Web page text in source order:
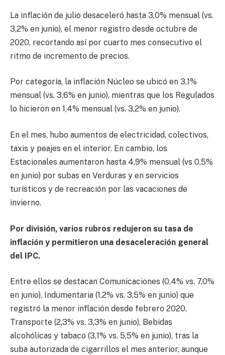
La inflación de julio desaceleró hasta 3,0% mensual (vs.
3,2% en junio), el menor registro desde octubre de
2020, recortando así por cuarto mes consecutivo el
ritmo de incremento de precios.
Por categoría, la inflación Núcleo se ubicó en 3,1%
mensual (vs. 3,6% en junio), mientras que los Regulados
lo hicieron en 1,4% mensual (vs. 3,2% en junio).
En el mes, hubo aumentos de electricidad, colectivos,
taxis y peajes en el interior. En cambio, los
Estacionales aumentaron hasta 4,9% mensual (vs 0,5%
en junio) por subas en Verduras y en servicios
turísticos y de recreación por las vacaciones de
invierno.
Por división, varios rubros redujeron su tasa de
inflación y permitieron una desaceleración general
del IPC.
Entre ellos se destacan Comunicaciones (0,4% vs. 7,0%
en junio), Indumentaria (1,2% vs. 3,5% en junio) que
registró la menor inflación desde febrero 2020,
Transporte (2,3% vs. 3,3% en junio), Bebidas
alcohólicas y tabaco (3,1% vs. 5,5% en junio), tras la
suba autorizada de cigarrillos el mes anterior, aunque